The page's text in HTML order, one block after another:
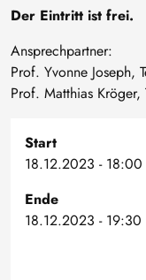
Der Eintritt ist frei.
Ansprechpartner:
Prof. Yvonne Joseph,
Prof. Matthias
Start
18.12.2023 - 18:00
Ende
18.12.2023 - 19:30